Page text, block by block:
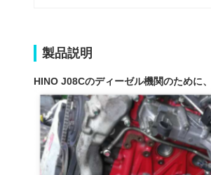
製品説明
HINO J08Cのディーゼル機関のために